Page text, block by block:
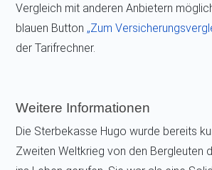
Vergleich mit anderen Anbietern
blauen Button „Zum
der Tarifrechner.
Weitere Informationen
Die Sterbekasse Hugo wurde bereits
Zweiten Weltkrieg von den Bergleuten